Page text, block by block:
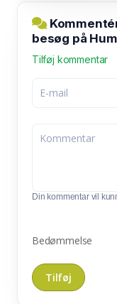
besøg på
Tilføj kommentar
Din kommentar vil
Bedømmelse